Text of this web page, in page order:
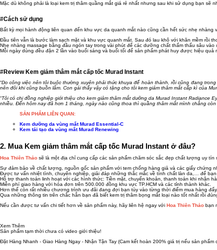
Mặc dù không phải là loại kem trị thâm quầng mắt giá rẻ nhất nhưng sau khi sử dụng bạn
#Cách sử dụng
Bất kỳ mọi hành động liên quan đến khu vực da quanh mắt nào cũng cần hết sức nhẹ
Đầu tiên vẫn là bước làm sạch mặt và khu vực quanh mắt. Sau đó lau khô với khăn mềm rồi
Nhẹ nhàng massage bằng đầu ngón tay trong vài phút để các dưỡng chất thẩm thấu sâu
Mỗi ngày dùng đều đặn 2 lần vào buổi sáng và buổi tối để sản phẩm phát huy được hiệu quả
#Review Kem giảm thâm mắt cấp tốc Murad Instant
“Do công việc nên tôi buộc thường xuyên phải thức khuya để hoàn thành, rồi cũng đang
nên đôi khi cũng buồn lắm. Con gái thấy vậy có tặng cho tôi kem giảm thâm mắt cấp kì của
“Tôi có chị đồng nghiệp giới thiệu cho kem giảm thâm mắt dưỡng da Murad Instant
nhiều. Đến hôm nay đã hơn 1 tháng, ngày nào cũng thoa thì quầng thâm mắt mình chẳng
SẢN PHẨM LIÊN QUAN:
Kem dưỡng da vùng mắt Murad Essential-C
Kem tái tạo da vùng mắt Murad Renewing
2. Mua Kem giảm thâm mắt cấp tốc Murad Instant ở đâu?
Hoa Thiên Thảo sẽ là một địa chỉ cung cấp các sản phẩm chăm sóc sắc đẹp chất lượng uy
Sự đảm bảo về chất lượng, nguồn gốc sản phẩm với tem chống hàng giả và các giấy chứng
Được tư vấn nhiệt tình, chuyên nghiệp, giải đáp những thắc mắc về tính chất làn da,… để
Hỗ trợ thanh toán linh hoạt với các hình thức: Tiền mặt, chuyển khoản, thanh toán khi nhận
Miễn phí giao hàng với hóa đơn trên 500.000 đồng khu vực TP.HCM và các tỉnh thành khác.
Hơn thế còn rất nhiều chương trình ưu đãi đang đợi bạn tùy vào từng thời điểm mua hàng
Qua những thông tin trên chắc hẳn bạn đã biết kem trị thâm bọng mắt loại nào tốt nhất rồi
Nếu cần được tư vấn chi tiết hơn về sản phẩm này, hãy liên hệ ngay với Hoa Thiên Thảo bạn
Xem Thêm
Sản phẩm tạm thời chưa có video giới thiệu!
Đặt Hàng Nhanh - Giao Hàng Ngay - Nhận Tận Tay (Cam kết hoàn 200% giá trị nếu sản